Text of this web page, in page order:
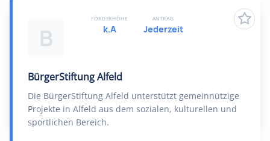
B
BürgerStiftung Alfeld
Die BürgerStiftung Alfeld unterstützt gemeinnützige
Projekte in Alfeld aus dem sozialen, kulturellen und
sportlichen Bereich.
FÖRDERHÖHE
k.A
ANTRAG
Jederzeit